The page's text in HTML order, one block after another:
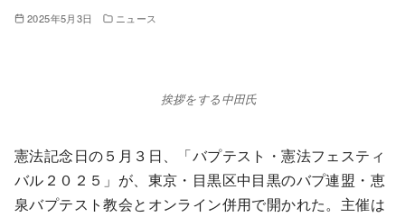
2025年5月3日 ニュース
挨拶をする中田氏
憲法記念日の５月３日、「バプテスト・憲法フェスティ
バル２０２５」が、東京・目黒区中目黒のバプ連盟・恵
泉バプテスト教会とオンライン併用で開かれた。主催は